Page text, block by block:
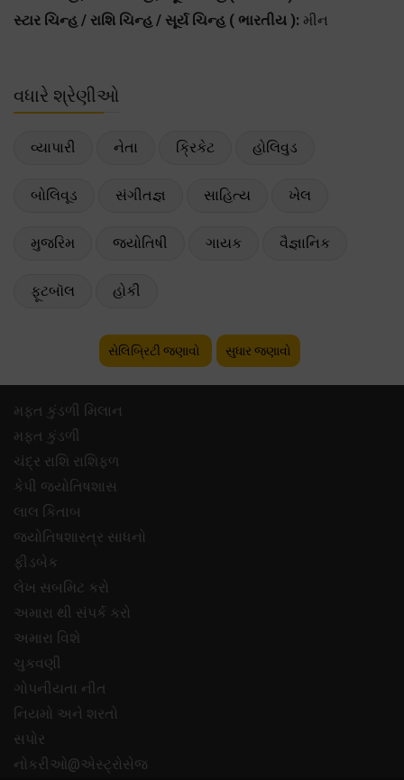
સ્ટાર ચિન્હ / રાશિ ચિન્હ / સૂર્ય ચિન્હ ( ભારતીય ): મીન
વધારે શ્રેણીઓ
વ્યાપારી નેતા ક્રિકેટ હોલિવુડ
બોલિવૂડ સંગીતજ્ઞ સાહિત્ય ખેલ
મુજરિમ જ્યોતિષી ગાયક વૈજ્ઞાનિક
ફૂટબૉલ હોકી
સેલિબ્રિટી જણાવો સુધાર જણાવો
મફ્ત કુંડળી મિલાન
મફ્ત કુંડળી
ચંદ્ર રાશિ રાશિફળ
કેપી જ્યોતિષશાસ
લાલ કિતાબ
જ્યોતિષશાસ્ત્ર સાધનો
ફીડબેક
લેખ સબમિટ કરો
અમારા થી સંપર્ક કરો
અમારા વિશે
ચુકવણી
ગોપનીયતા નીત
નિયમો અને શરતો
સપોર
નોકરીઓ@એસ્ટ્રોસેજ